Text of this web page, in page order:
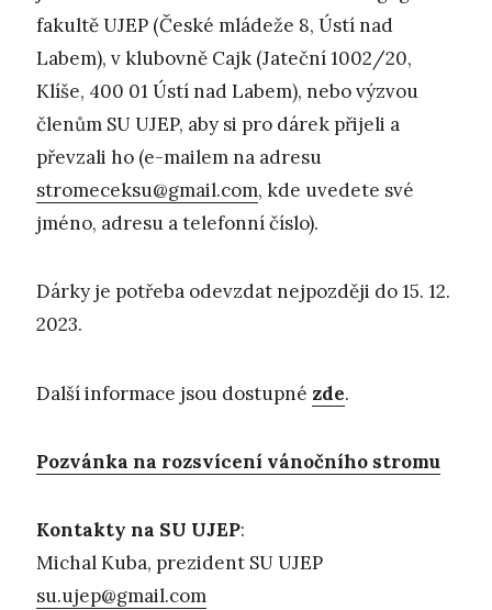
fakultě UJEP (České mládeže 8, Ústí nad
Labem), v klubovně Cajk (Jateční 1002/20,
Klíše, 400 01 Ústí nad Labem), nebo výzvou
členům SU UJEP, aby si pro dárek přijeli a
převzali ho (e-mailem na adresu
stromeceksu@gmail.com, kde uvedete své
jméno, adresu a telefonní číslo).
Dárky je potřeba odevzdat nejpozději do 15. 12.
2023.
Další informace jsou dostupné zde.
Pozvánka na rozsvícení vánočního stromu
Kontakty na SU UJEP:
Michal Kuba, prezident SU UJEP
su.ujep@gmail.com